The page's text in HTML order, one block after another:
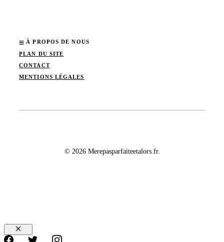
À PROPOS DE NOUS
PLAN DU SITE
CONTACT
MENTIONS LÉGALES
© 2026 Merepasparfaiteetalors.fr.
Fermer